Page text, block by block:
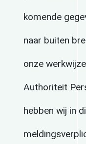
komende
naar buiten
onze
Authoriteit
hebben wij in